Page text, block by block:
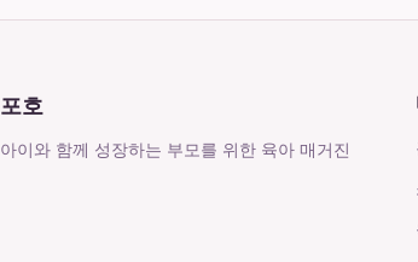
포호
아이와 함께 성장하는 부모를 위한 육아 매거진